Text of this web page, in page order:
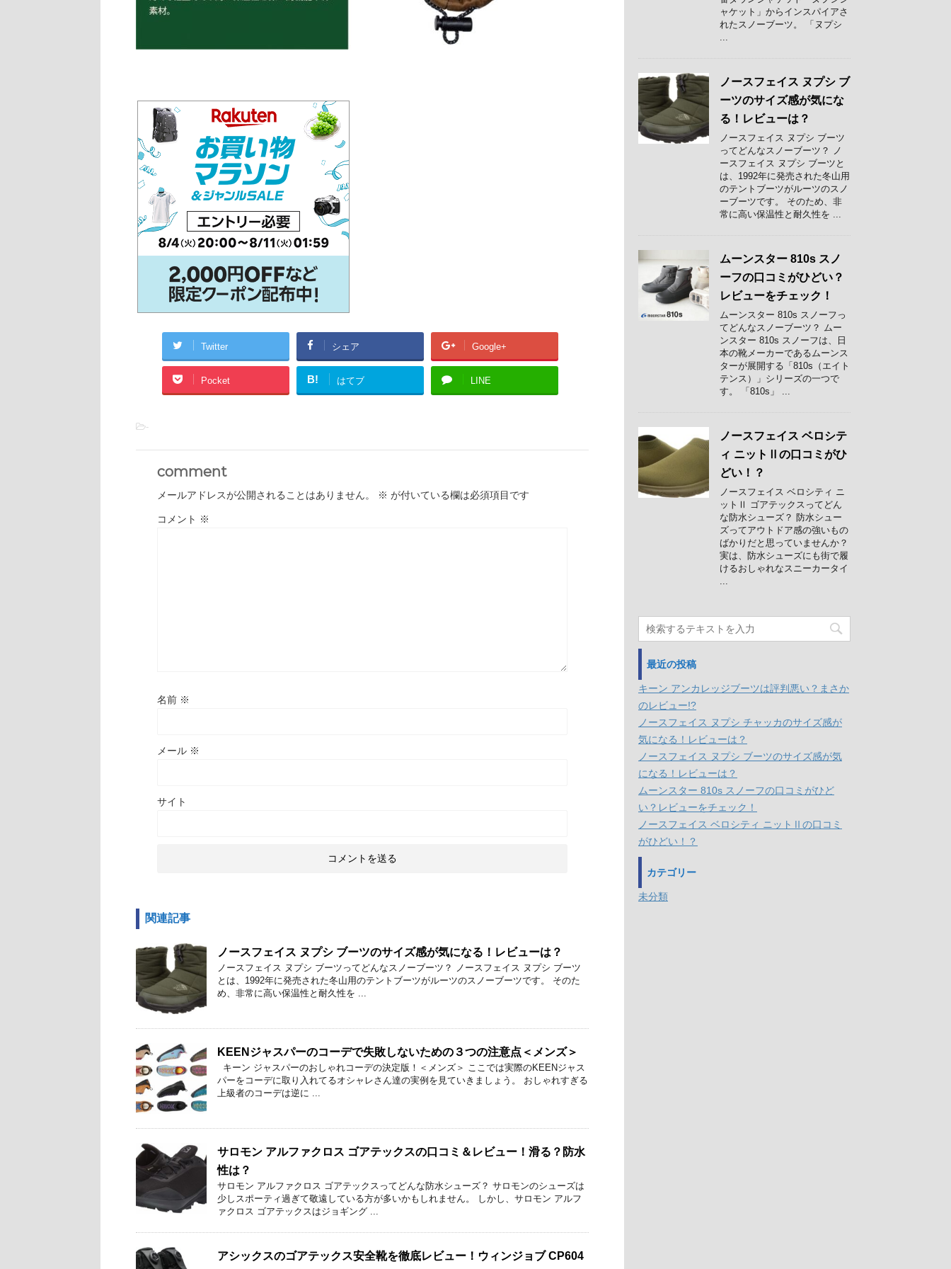
Twitter シェア Google+
Pocket B! はてブ LINE
-
comment
メールアドレスが公開されることはありません。 ※ が付いている欄は必須項目です
コメント ※
名前 ※
メール ※
サイト
関連記事
ノースフェイス ヌプシ ブーツのサイズ感が気になる！レビューは？
ノースフェイス ヌプシ ブーツってどんなスノーブーツ？ ノースフェイス ヌプシ ブーツ
とは、1992年に発売された冬山用のテントブーツがルーツのスノーブーツです。 そのた
め、非常に高い保温性と耐久性を ...
KEENジャスパーのコーデで失敗しないための３つの注意点＜メンズ＞
キーン ジャスパーのおしゃれコーデの決定版！＜メンズ＞ ここでは実際のKEENジャス
パーをコーデに取り入れてるオシャレさん達の実例を見ていきましょう。 おしゃれすぎる
上級者のコーデは逆に ...
サロモン アルファクロス ゴアテックスの口コミ＆レビュー！滑る？防水
性は？
サロモン アルファクロス ゴアテックスってどんな防水シューズ？ サロモンのシューズは
少しスポーティ過ぎて敬遠している方が多いかもしれません。 しかし、サロモン アルフ
ァクロス ゴアテックスはジョギング ...
アシックスのゴアテックス安全靴を徹底レビュー！ウィンジョブ CP604
ャケット」からインスパイアさ
れたスノーブーツ。 「ヌプシ
...
ノースフェイス ヌプシ ブ
ーツのサイズ感が気にな
る！レビューは？
ノースフェイス ヌプシ ブーツ
ってどんなスノーブーツ？ ノ
ースフェイス ヌプシ ブーツと
は、1992年に発売された冬山用
のテントブーツがルーツのスノ
ーブーツです。 そのため、非
常に高い保温性と耐久性を ...
ムーンスター 810s スノ
ーフの口コミがひどい？
レビューをチェック！
ムーンスター 810s スノーフっ
てどんなスノーブーツ？ ムー
ンスター 810s スノーフは、日
本の靴メーカーであるムーンス
ターが展開する「810s（エイト
テンス）」シリーズの一つで
す。 「810s」 ...
ノースフェイス ベロシテ
ィ ニットⅡの口コミがひ
どい！？
ノースフェイス ベロシティ ニ
ットⅡ ゴアテックスってどん
な防水シューズ？ 防水シュー
ズってアウトドア感の強いもの
ばかりだと思っていませんか？
実は、防水シューズにも街で履
けるおしゃれなスニーカータイ
...
最近の投稿
キーン アンカレッジブーツは評判悪い？まさか
のレビュー!?
ノースフェイス ヌプシ チャッカのサイズ感が
気になる！レビューは？
ノースフェイス ヌプシ ブーツのサイズ感が気
になる！レビューは？
ムーンスター 810s スノーフの口コミがひど
い？レビューをチェック！
ノースフェイス ベロシティ ニットⅡの口コミ
がひどい！？
カテゴリー
未分類